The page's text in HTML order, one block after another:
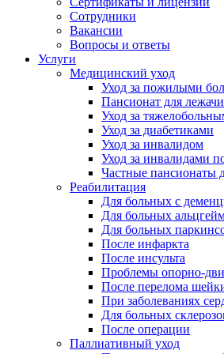
Сотрудники
Вакансии
Вопросы и ответы
Услуги
Медицинский уход
Уход за пожилыми
Пансионат для
Уход за
Уход за диабетиками
Уход за инвалидом
Уход за инвалидами
Частные пансионаты
Реабилитация
Для больных с
Для больных
Для больных
После инфаркта
После инсульта
Проблемы опорно-
После перелома
При заболеваниях
Для больных
После операции
Паллиативный уход